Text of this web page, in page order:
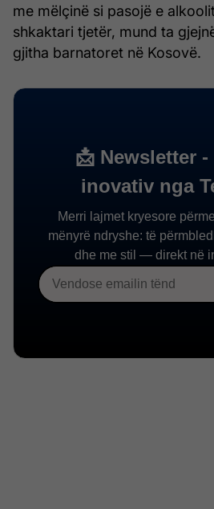
me mëlçinë si pasojë e
shkaktari tjetër, mund ta
gjitha barnatoret në Kosovë.